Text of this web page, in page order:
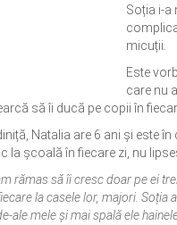
Soția i-a
micuții.
Este
care nu
să îi ducă pe copii în
Natalia are 6 ani și este
la școală în fiecare zi, nu
rămas să îi cresc doar pe ei
la casele lor, majori.
ale mele și mai spală ele